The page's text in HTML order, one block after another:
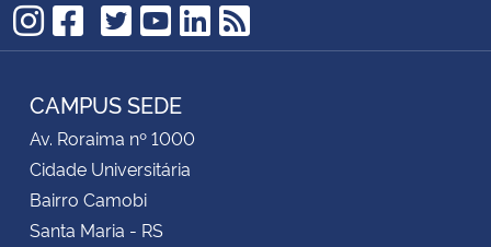
Instagram
Facebook
TikTok
Twitter
YouTube
LinkedIn
RSS
CAMPUS SEDE
Av. Roraima nº 1000
Cidade Universitária
Bairro Camobi
Santa Maria - RS